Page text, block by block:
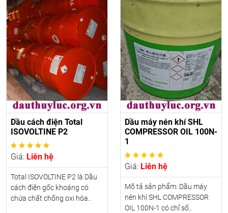
Dầu cách điện Total
ISOVOLTINE P2
Giá: Liên hệ
Total ISOVOLTINE P2 là Dầu
cách điện gốc khoáng có
chứa chất chống oxi hóa..
Dầu máy nén khí SHL
COMPRESSOR OIL 100N-
1
Giá: Liên hệ
Mô tả sản phẩm: Dầu máy
nén khí SHL COMPRESSOR
OIL 100N-1 có chỉ số..